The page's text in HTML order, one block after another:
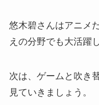
悠木碧さんはアニメ
えの分野でも大活躍
次は、ゲームと吹き
見ていきましょう。